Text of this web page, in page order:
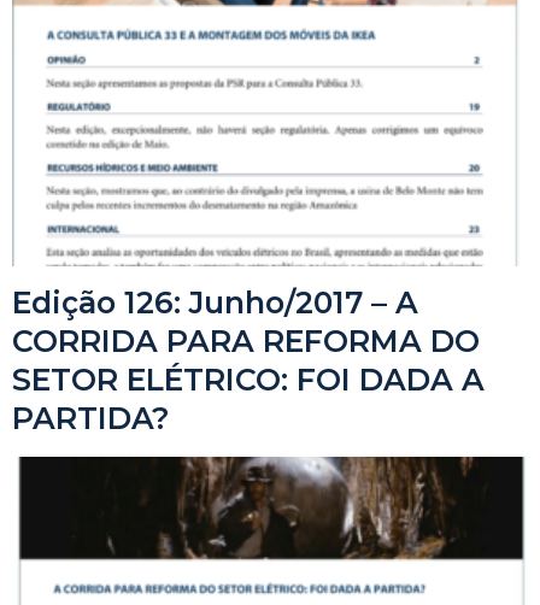
Edição 126: Junho/2017 – A
CORRIDA PARA REFORMA DO
SETOR ELÉTRICO: FOI DADA A
PARTIDA?